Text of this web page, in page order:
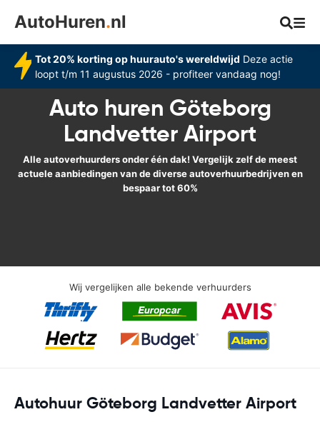
AutoHuren.nl
Tot 20% korting op huurauto's wereldwijd Deze actie
loopt t/m 11 augustus 2026 - profiteer vandaag nog!
Auto huren Göteborg
Landvetter Airport
Alle autoverhuurders onder één dak! Vergelijk zelf de meest
actuele aanbiedingen van de diverse autoverhuurbedrijven en
bespaar tot 60%
Wij vergelijken alle bekende verhuurders
Autohuur Göteborg Landvetter Airport